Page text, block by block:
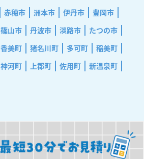
赤穂市 洲本市 伊丹市
豊岡市
篠山市 丹波市 淡路市
たつの市
香美町 猪名川町 多可町
稲美町
神河町 上郡町 佐用町 新温泉町